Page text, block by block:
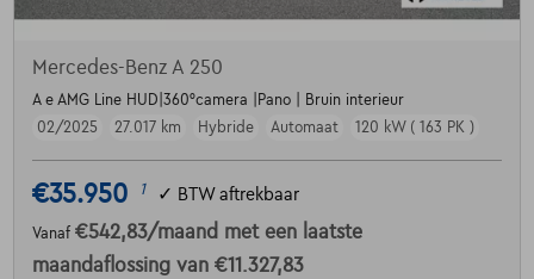
Mercedes-Benz A 250
A e AMG Line HUD|360°camera |Pano | Bruin interieur
02/2025
27.017 km Hybride Automaat 120 kW ( 163 PK )
€35.950 1 ✓ BTW aftrekbaar
Vanaf €542,83/maand met een laatste
maandaflossing van €11.327,83